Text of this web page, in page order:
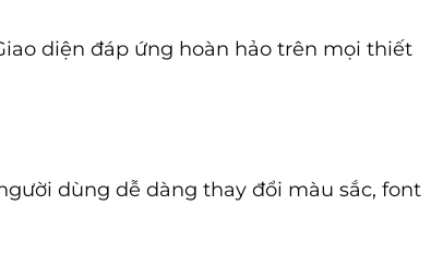
diện đáp ứng hoàn hảo trên mọi thiết
dùng dễ dàng thay đổi màu sắc, font